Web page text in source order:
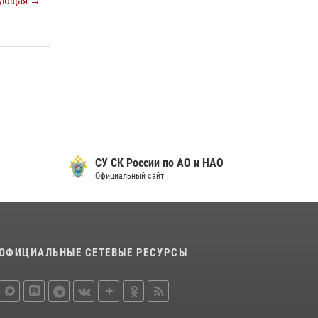
СУ СК России по АО и НАО
Официальный сайт
СЕТЕВЫЕ РЕСУРСЫ